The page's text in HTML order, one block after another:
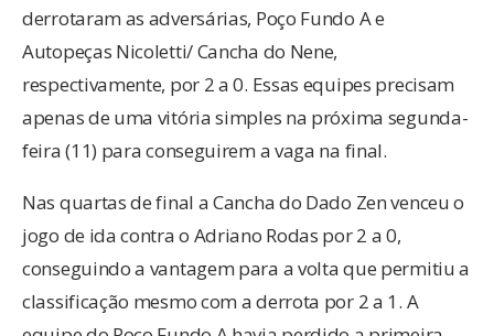
derrotaram as adversárias, Poço Fundo A e
Autopeças Nicoletti/ Cancha do Nene,
respectivamente, por 2 a 0. Essas equipes precisam
apenas de uma vitória simples na próxima segunda-
feira (11) para conseguirem a vaga na final.
Nas quartas de final a Cancha do Dado Zen venceu o
jogo de ida contra o Adriano Rodas por 2 a 0,
conseguindo a vantagem para a volta que permitiu a
classificação mesmo com a derrota por 2 a 1. A